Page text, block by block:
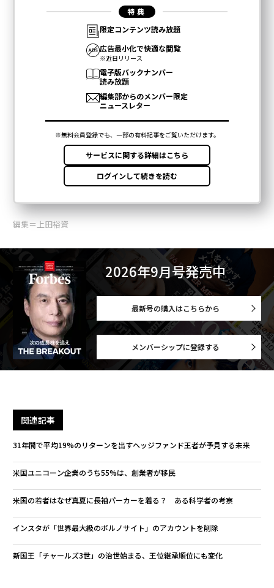
編集＝上田裕資
2026年9月号発売中
最新号の購入はこちらから
メンバーシップに登録する
関連記事
31年間で平均19%のリターンを出すヘッジファンド王者が予見する未来
米国ユニコーン企業のうち55%は、創業者が移民
米国の若者はなぜ真夏に長袖パーカーを着る？ ある科学者の考察
インスタが「世界最大級のポルノサイト」のアカウントを削除
新国王「チャールズ3世」の治世始まる、王位継承順位にも変化